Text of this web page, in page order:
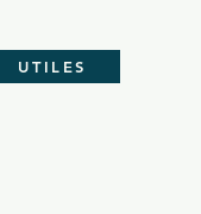
UTILES